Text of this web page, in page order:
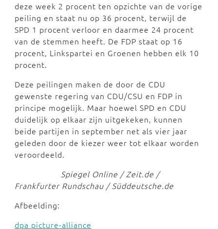
deze week 2 procent ten opzichte van de vorige
peiling en staat nu op 36 procent, terwijl de
SPD 1 procent verloor en daarmee 24 procent
van de stemmen heeft. De FDP staat op 16
procent, Linkspartei en Groenen hebben elk 10
procent.
Deze peilingen maken de door de CDU
gewenste regering van CDU/CSU en FDP in
principe mogelijk. Maar hoewel SPD en CDU
duidelijk op elkaar zijn uitgekeken, kunnen
beide partijen in september net als vier jaar
geleden door de kiezer weer tot elkaar worden
veroordeeld.
Spiegel Online / Zeit.de /
Frankfurter Rundschau / Süddeutsche.de
Afbeelding:
dpa picture-alliance